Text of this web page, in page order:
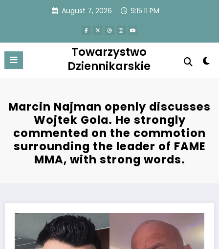
August 7, 2026 9:15:12 PM
Towarzystwo
Dziennikarskie
Marcin Najman openly discusses
Wojtek Gola. He strongly
commented on the commotion
surrounding the leader of FAME
MMA, with strong words.